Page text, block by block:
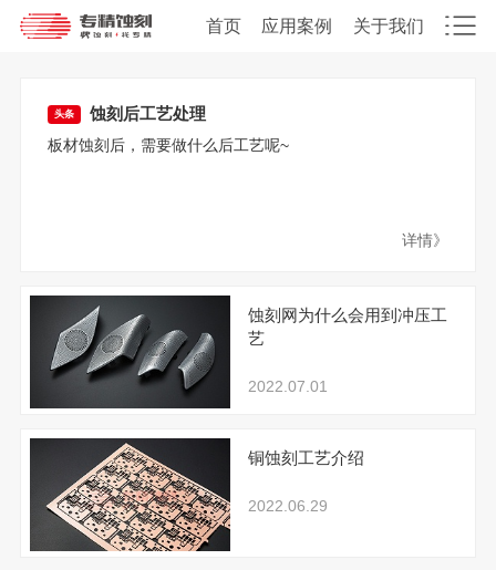
首页 应用案例 关于我们
头条 蚀刻后工艺处理
板材蚀刻后，需要做什么后工艺呢~
详情》
蚀刻网为什么会用到冲压工
艺
2022.07.01
铜蚀刻工艺介绍
2022.06.29